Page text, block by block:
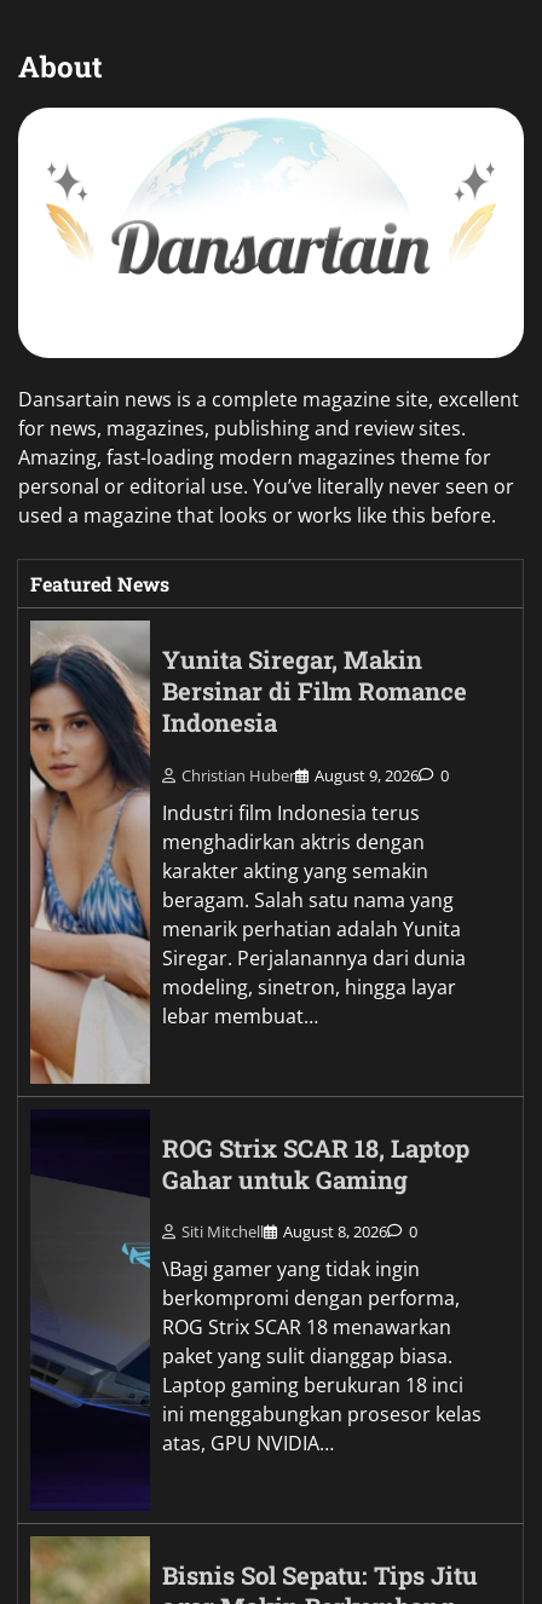
About
Dansartain news is a complete magazine site, excellent
for news, magazines, publishing and review sites.
Amazing, fast-loading modern magazines theme for
personal or editorial use. You’ve literally never seen or
used a magazine that looks or works like this before.
Featured News
Yunita Siregar, Makin
Bersinar di Film Romance
Indonesia
Christian Huber August 9, 2026 0
Industri film Indonesia terus
menghadirkan aktris dengan
karakter akting yang semakin
beragam. Salah satu nama yang
menarik perhatian adalah Yunita
Siregar. Perjalanannya dari dunia
modeling, sinetron, hingga layar
lebar membuat…
ROG Strix SCAR 18, Laptop
Gahar untuk Gaming
Siti Mitchell August 8, 2026 0
\Bagi gamer yang tidak ingin
berkompromi dengan performa,
ROG Strix SCAR 18 menawarkan
paket yang sulit dianggap biasa.
Laptop gaming berukuran 18 inci
ini menggabungkan prosesor kelas
atas, GPU NVIDIA…
Bisnis Sol Sepatu: Tips Jitu